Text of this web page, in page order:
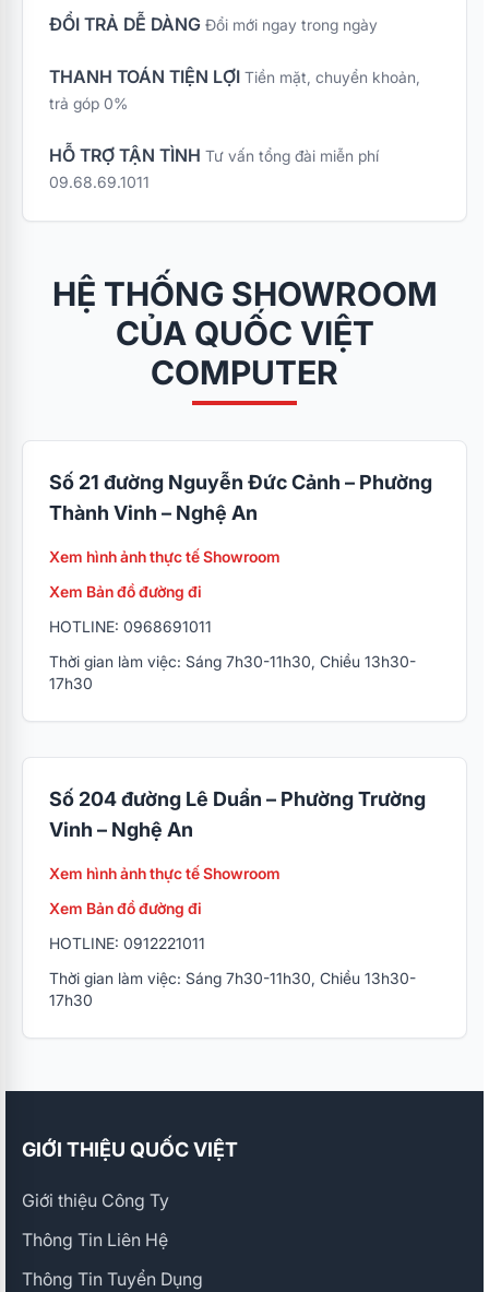
ĐỔI TRẢ DỄ DÀNG Đổi mới ngay trong ngày
THANH TOÁN TIỆN LỢI Tiền mặt, chuyển khoản,
trả góp 0%
HỖ TRỢ TẬN TÌNH Tư vấn tổng đài miễn phí
09.68.69.1011
HỆ THỐNG SHOWROOM
CỦA QUỐC VIỆT
COMPUTER
Số 21 đường Nguyễn Đức Cảnh – Phường
Thành Vinh – Nghệ An
Xem hình ảnh thực tế Showroom
Xem Bản đồ đường đi
HOTLINE: 0968691011
Thời gian làm việc: Sáng 7h30-11h30, Chiều 13h30-
17h30
Số 204 đường Lê Duẩn – Phường Trường
Vinh – Nghệ An
Xem hình ảnh thực tế Showroom
Xem Bản đồ đường đi
HOTLINE: 0912221011
Thời gian làm việc: Sáng 7h30-11h30, Chiều 13h30-
17h30
GIỚI THIỆU QUỐC VIỆT
Giới thiệu Công Ty
Thông Tin Liên Hệ
Thông Tin Tuyển Dụng